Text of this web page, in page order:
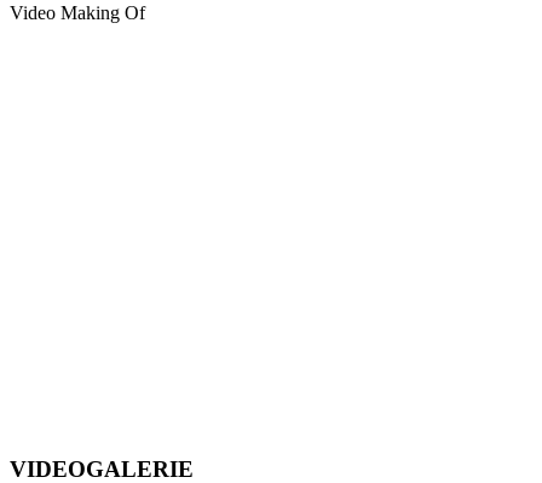
Video Making Of
VIDEOGALERIE